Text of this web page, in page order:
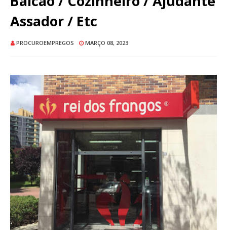
Assador / Etc
PROCUROEMPREGOS MARÇO 08, 2023